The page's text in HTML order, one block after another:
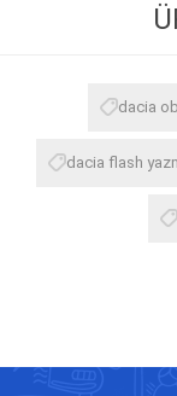
dacia
dacia flash